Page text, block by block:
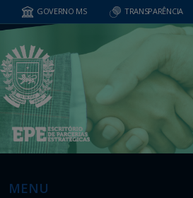
GOVERNO MS TRANSPARÊNCIA
MENU